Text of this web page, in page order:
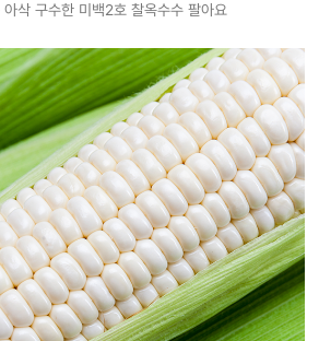
삭 구수한 미백2호 찰옥수수 팔아요